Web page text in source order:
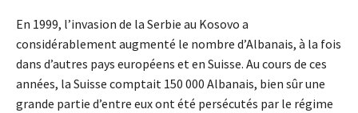
En 1999, l’invasion de la Serbie au Kosovo a
considérablement augmenté le nombre d’Albanais, à la fois
dans d’autres pays européens et en Suisse. Au cours de ces
années, la Suisse comptait 150 000 Albanais, bien sûr une
grande partie d’entre eux ont été persécutés par le régime